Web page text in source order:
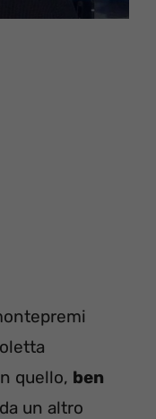
quello, ben
un altro